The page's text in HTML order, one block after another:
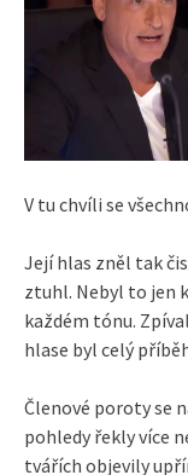
V tu chvíli se
Její hlas zněl tak
ztuhl. Nebyl to jen
každém tónu.
hlase byl celý
Členové poroty se
pohledy řekly více
tvářích objevily